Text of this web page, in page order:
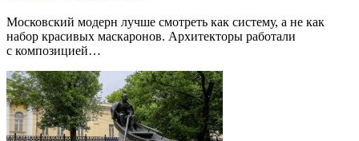
Московский модерн лучше смотреть как систему, а не как
набор красивых маскаронов. Архитекторы работали
с композицией…